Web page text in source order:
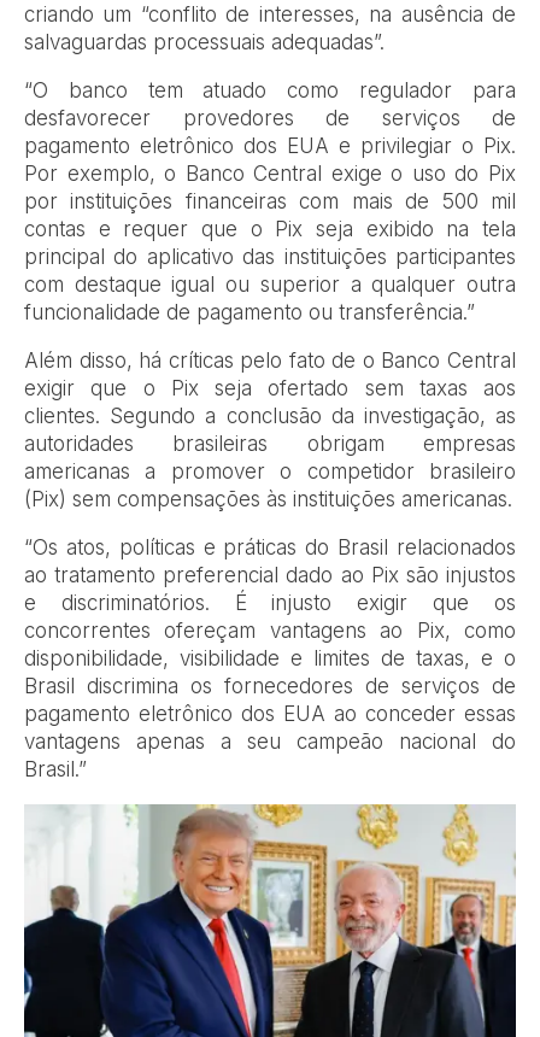
criando um “conflito de interesses, na ausência de
salvaguardas processuais adequadas”.
“O banco tem atuado como regulador para
desfavorecer provedores de serviços de
pagamento eletrônico dos EUA e privilegiar o Pix.
Por exemplo, o Banco Central exige o uso do Pix
por instituições financeiras com mais de 500 mil
contas e requer que o Pix seja exibido na tela
principal do aplicativo das instituições participantes
com destaque igual ou superior a qualquer outra
funcionalidade de pagamento ou transferência.”
Além disso, há críticas pelo fato de o Banco Central
exigir que o Pix seja ofertado sem taxas aos
clientes. Segundo a conclusão da investigação, as
autoridades brasileiras obrigam empresas
americanas a promover o competidor brasileiro
(Pix) sem compensações às instituições americanas.
“Os atos, políticas e práticas do Brasil relacionados
ao tratamento preferencial dado ao Pix são injustos
e discriminatórios. É injusto exigir que os
concorrentes ofereçam vantagens ao Pix, como
disponibilidade, visibilidade e limites de taxas, e o
Brasil discrimina os fornecedores de serviços de
pagamento eletrônico dos EUA ao conceder essas
vantagens apenas a seu campeão nacional do
Brasil.”